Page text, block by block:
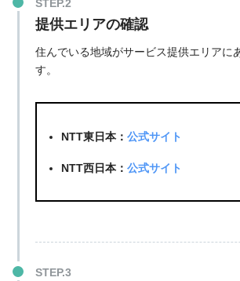
提供エリアの確認
住んでいる地域がサービス提供エリアに
す。
NTT東日本：公式サイト
NTT西日本：公式サイト